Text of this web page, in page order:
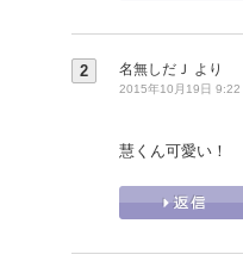
2 名無しだＪ より
2015年10月19日 9:22
慧くん可愛い！